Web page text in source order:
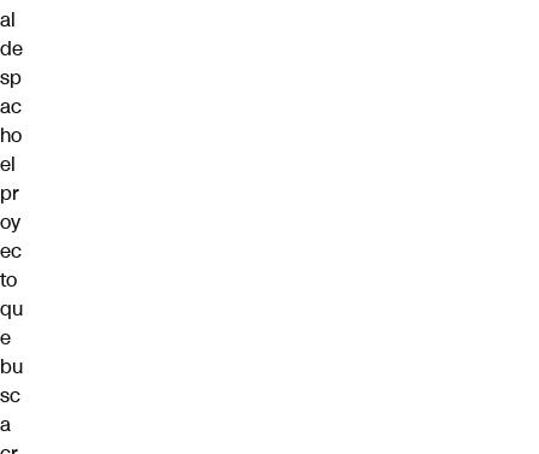
al
de
sp
ac
ho
el
pr
oy
ec
to
qu
e
bu
sc
a